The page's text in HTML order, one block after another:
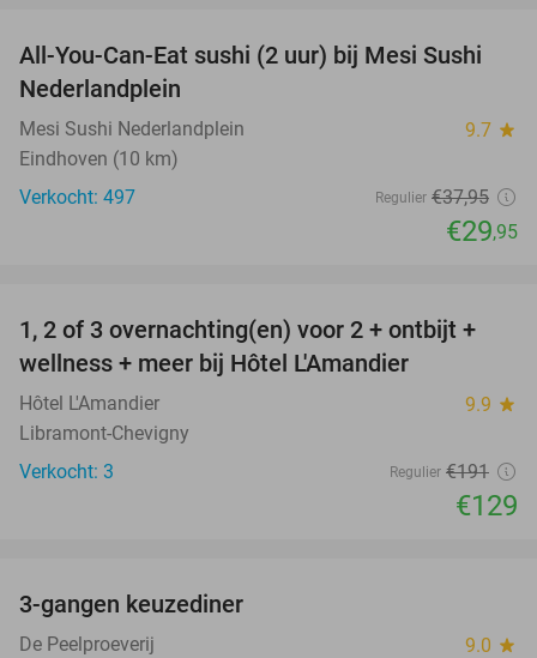
21%
All-You-Can-Eat sushi (2 uur) bij Mesi Sushi
Nederlandplein
Mesi Sushi Nederlandplein 9.7 star
Eindhoven (10 km)
Verkocht: 497
Regulier €37,95
€29,95
32%
TODAY
1, 2 of 3 overnachting(en) voor 2 + ontbijt +
wellness + meer bij Hôtel L'Amandier
Hôtel L'Amandier 9.9 star
Libramont-Chevigny
Verkocht: 3
Regulier €191
€129
3-gangen keuzediner
De Peelproeverij 9.0 star